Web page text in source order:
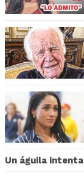
Un águila